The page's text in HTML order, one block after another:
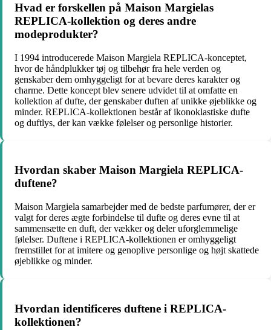
Hvad er forskellen på Maison Margielas
REPLICA-kollektion og deres andre
modeprodukter?
I 1994 introducerede Maison Margiela REPLICA-konceptet,
hvor de håndplukker tøj og tilbehør fra hele verden og
genskaber dem omhyggeligt for at bevare deres karakter og
charme. Dette koncept blev senere udvidet til at omfatte en
kollektion af dufte, der genskaber duften af ​​unikke øjeblikke og
minder. REPLICA-kollektionen består af ikonoklastiske dufte
og duftlys, der kan vække følelser og personlige historier.
Hvordan skaber Maison Margiela REPLICA-
duftene?
Maison Margiela samarbejder med de bedste parfumører, der er
valgt for deres ægte forbindelse til dufte og deres evne til at
sammensætte en duft, der vækker og deler uforglemmelige
følelser. Duftene i REPLICA-kollektionen er omhyggeligt
fremstillet for at imitere og genoplive personlige og højt skattede
øjeblikke og minder.
Hvordan identificeres duftene i REPLICA-
kollektionen?